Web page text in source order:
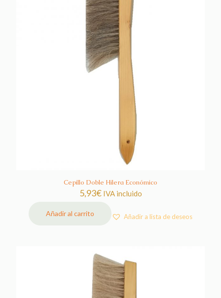
Cepillo Doble Hilera Económico
5,93€ IVA incluido
Añadir al carrito Añadir a lista de deseos